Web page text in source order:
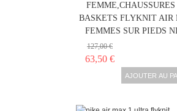
BASKETS FLYKNIT AIR
FEMMES SUR PIEDS
127,00 €
63,50 €
AJOUTER AU